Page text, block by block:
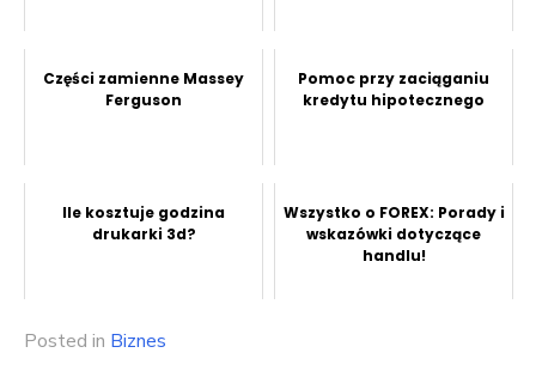
Części zamienne Massey
Ferguson
Pomoc przy zaciąganiu
kredytu hipotecznego
Ile kosztuje godzina
drukarki 3d?
Wszystko o FOREX: Porady i
wskazówki dotyczące
handlu!
Posted in Biznes